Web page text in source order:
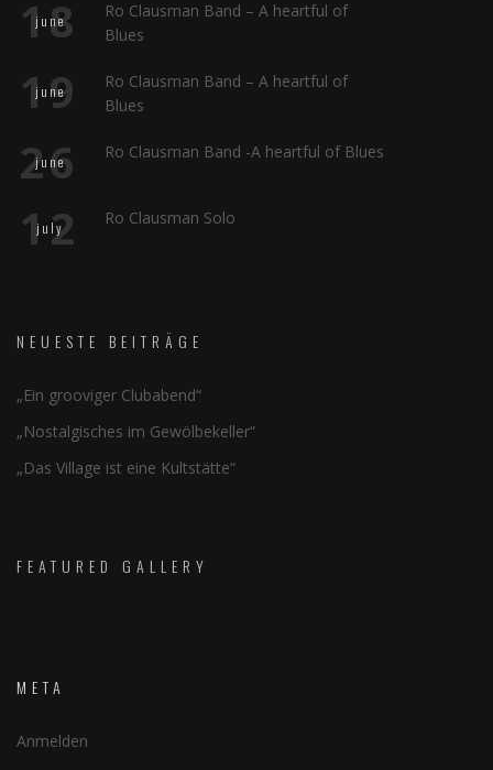
18
june
Ro Clausman Band – A heartful of
Blues
19
june
Ro Clausman Band – A heartful of
Blues
26
june Ro Clausman Band -A heartful of Blues
12
july Ro Clausman Solo
NEUESTE BEITRÄGE
„Ein grooviger Clubabend“
„Nostalgisches im Gewölbekeller“
„Das Village ist eine Kultstätte“
FEATURED GALLERY
META
Anmelden